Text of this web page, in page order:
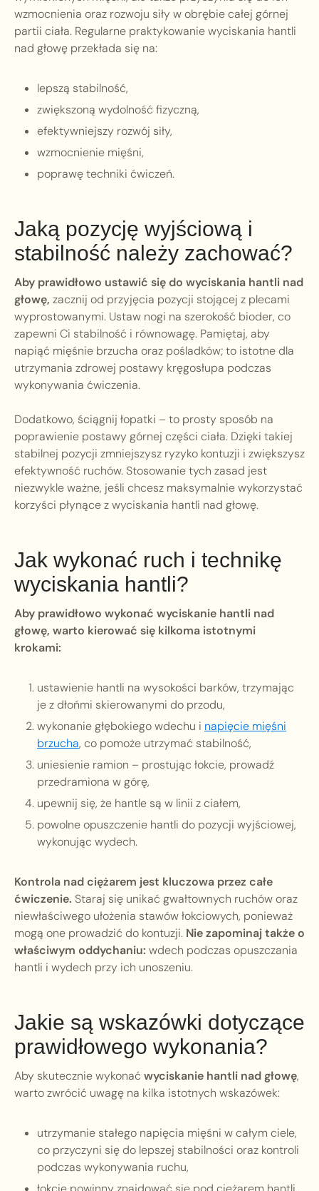
wzmocnienia oraz rozwoju siły w obrębie całej górnej
partii ciała. Regularne praktykowanie wyciskania hantli
nad głowę przekłada się na:
lepszą stabilność,
zwiększoną wydolność fizyczną,
efektywniejszy rozwój siły,
wzmocnienie mięśni,
poprawę techniki ćwiczeń.
Jaką pozycję wyjściową i
stabilność należy zachować?
Aby prawidłowo ustawić się do wyciskania hantli nad
głowę, zacznij od przyjęcia pozycji stojącej z plecami
wyprostowanymi. Ustaw nogi na szerokość bioder, co
zapewni Ci stabilność i równowagę. Pamiętaj, aby
napiąć mięśnie brzucha oraz pośladków; to istotne dla
utrzymania zdrowej postawy kręgosłupa podczas
wykonywania ćwiczenia.
Dodatkowo, ściągnij łopatki – to prosty sposób na
poprawienie postawy górnej części ciała. Dzięki takiej
stabilnej pozycji zmniejszysz ryzyko kontuzji i zwiększysz
efektywność ruchów. Stosowanie tych zasad jest
niezwykle ważne, jeśli chcesz maksymalnie wykorzystać
korzyści płynące z wyciskania hantli nad głowę.
Jak wykonać ruch i technikę
wyciskania hantli?
Aby prawidłowo wykonać wyciskanie hantli nad
głowę, warto kierować się kilkoma istotnymi
krokami:
ustawienie hantli na wysokości barków, trzymając
je z dłońmi skierowanymi do przodu,
wykonanie głębokiego wdechu i napięcie mięśni
brzucha, co pomoże utrzymać stabilność,
uniesienie ramion – prostując łokcie, prowadź
przedramiona w górę,
upewnij się, że hantle są w linii z ciałem,
powolne opuszczenie hantli do pozycji wyjściowej,
wykonując wydech.
Kontrola nad ciężarem jest kluczowa przez całe
ćwiczenie. Staraj się unikać gwałtownych ruchów oraz
niewłaściwego ułożenia stawów łokciowych, ponieważ
mogą one prowadzić do kontuzji. Nie zapominaj także o
właściwym oddychaniu: wdech podczas opuszczania
hantli i wydech przy ich unoszeniu.
Jakie są wskazówki dotyczące
prawidłowego wykonania?
Aby skutecznie wykonać wyciskanie hantli nad głowę,
warto zwrócić uwagę na kilka istotnych wskazówek:
utrzymanie stałego napięcia mięśni w całym ciele,
co przyczyni się do lepszej stabilności oraz kontroli
podczas wykonywania ruchu,